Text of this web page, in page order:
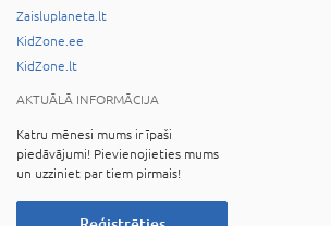
Zaisluplaneta.lt
KidZone.ee
KidZone.lt
AKTUĀLĀ INFORMĀCIJA
Katru mēnesi mums ir īpaši
piedāvājumi! Pievienojieties mums
un uzziniet par tiem pirmais!